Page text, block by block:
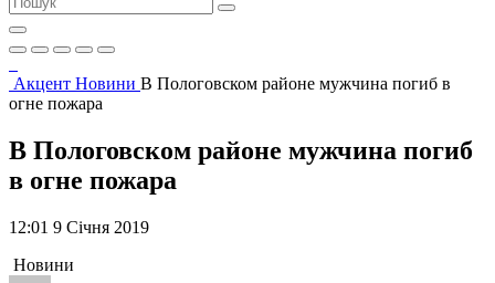
Акцент Новини В Пологовском районе мужчина погиб в
огне пожара
В Пологовском районе мужчина погиб
в огне пожара
12:01 9 Січня 2019
Новини